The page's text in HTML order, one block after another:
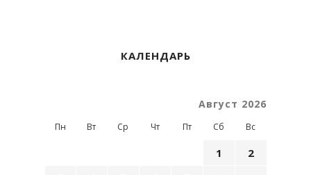
КАЛЕНДАРЬ
Август 2026
Пн Вт Ср Чт Пт Сб Вс
1
2